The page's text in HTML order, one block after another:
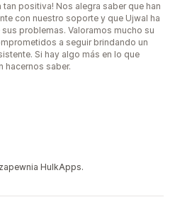
tan positiva! Nos alegra saber que han
con nuestro soporte y que Ujwal ha
problemas. Valoramos mucho su
a seguir brindando un
Si hay algo más en lo que
hacernos saber.
HulkApps.